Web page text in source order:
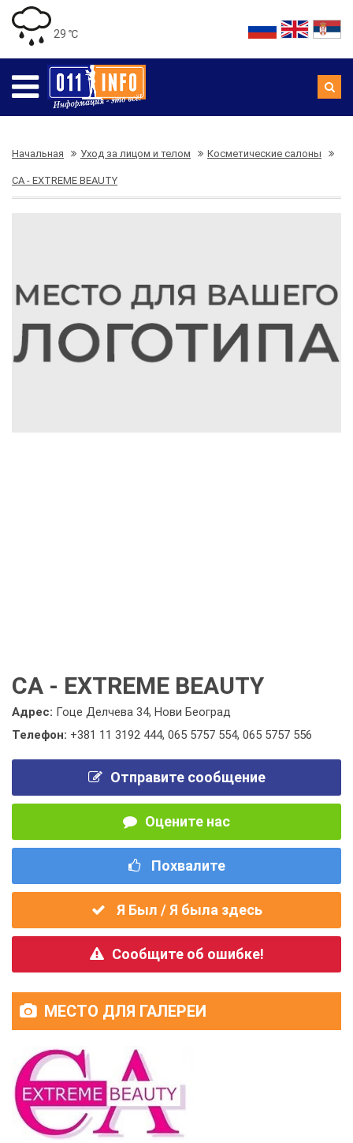
29 ℃
Начальная Уход за лицом и телом Косметические салоны
CA - EXTREME BEAUTY
CA - EXTREME BEAUTY
Адрес: Гоце Делчева 34, Нови Београд
Телефон: +381 11 3192 444, 065 5757 554, 065 5757 556
Отправите сообщение
Оцените нас
Похвалите
Я Был / Я была здесь
Сообщите об ошибке!
МЕСТО ДЛЯ ГАЛЕРЕИ